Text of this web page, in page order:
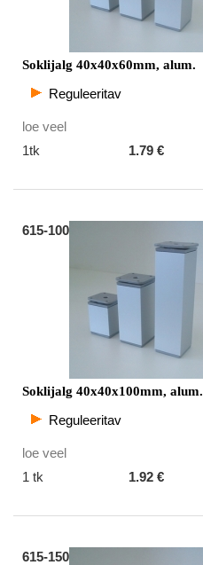
Soklijalg 40x40x60mm, alum.
Reguleeritav
loe veel
1tk
1.79 €
615-100
Soklijalg 40x40x100mm, alum.
Reguleeritav
loe veel
1 tk
1.92 €
615-150